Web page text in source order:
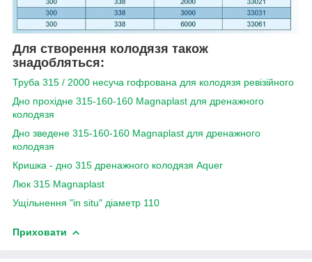
Для створення колодязя також
знадобляться:
Труба 315 / 2000 несуча гофрована для колодязя ревізійного
Дно прохідне 315-160-160 Magnaplast для дренажного
колодязя
Дно зведене 315-160-160 Magnaplast для дренажного
колодязя
Кришка - дно 315 дренажного колодязя Aquer
Люк 315 Magnaplast
Ущільнення "in situ" діаметр 110
Приховати